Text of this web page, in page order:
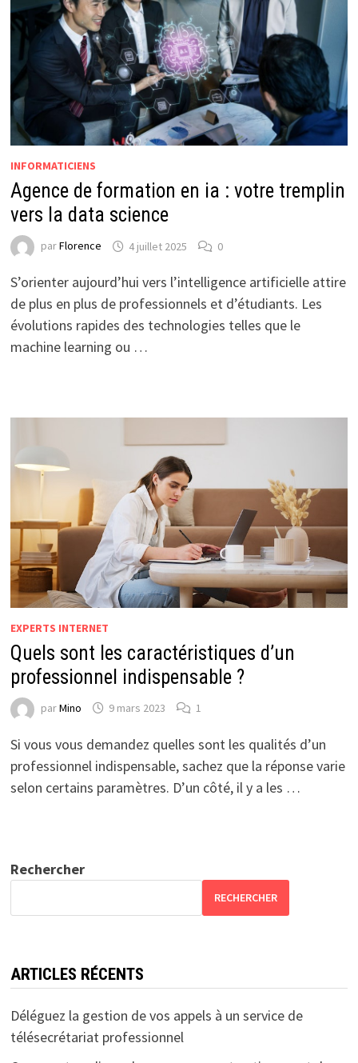
INFORMATICIENS
Agence de formation en ia : votre tremplin
vers la data science
parFlorence 4 juillet 2025 0
S’orienter aujourd’hui vers l’intelligence artificielle attire
de plus en plus de professionnels et d’étudiants. Les
évolutions rapides des technologies telles que le
machine learning ou …
EXPERTS INTERNET
Quels sont les caractéristiques d’un
professionnel indispensable ?
parMino 9 mars 2023 1
Si vous vous demandez quelles sont les qualités d’un
professionnel indispensable, sachez que la réponse varie
selon certains paramètres. D’un côté, il y a les …
Rechercher
RECHERCHER
ARTICLES RÉCENTS
Déléguez la gestion de vos appels à un service de
télésecrétariat professionnel